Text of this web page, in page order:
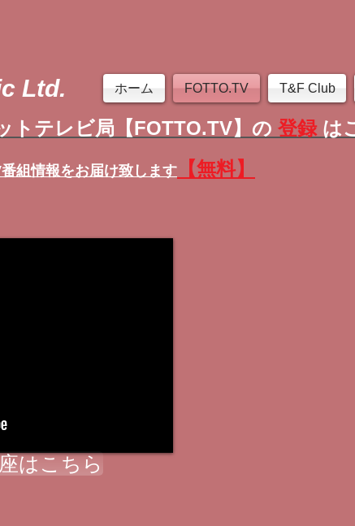
Ltd. ホーム FOTTO.TV T&F Club
トテレビ局【FOTTO.TV】の 登録 は
組情報をお届け致します 【無料】
はこちら